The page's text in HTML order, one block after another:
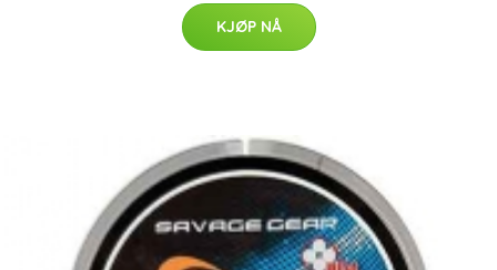
KJØP NÅ